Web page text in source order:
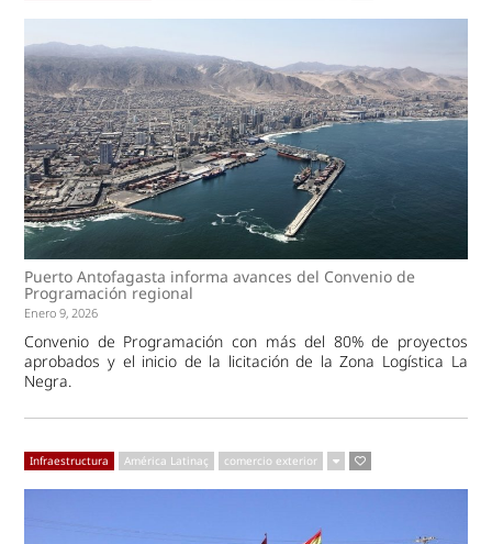
Puerto Antofagasta informa avances del Convenio de
Programación regional
Enero 9, 2026
Convenio de Programación con más del 80% de proyectos
aprobados y el inicio de la licitación de la Zona Logística La
Negra.
Infraestructura América Latinaç comercio exterior